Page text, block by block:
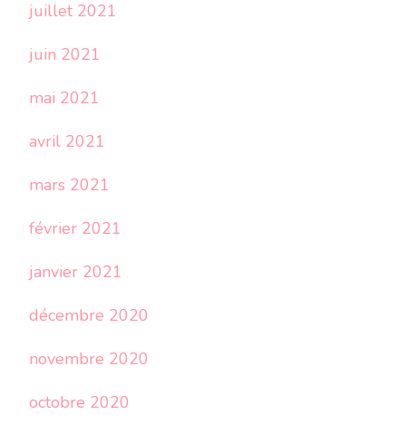
juillet 2021
juin 2021
mai 2021
avril 2021
mars 2021
février 2021
janvier 2021
décembre 2020
novembre 2020
octobre 2020